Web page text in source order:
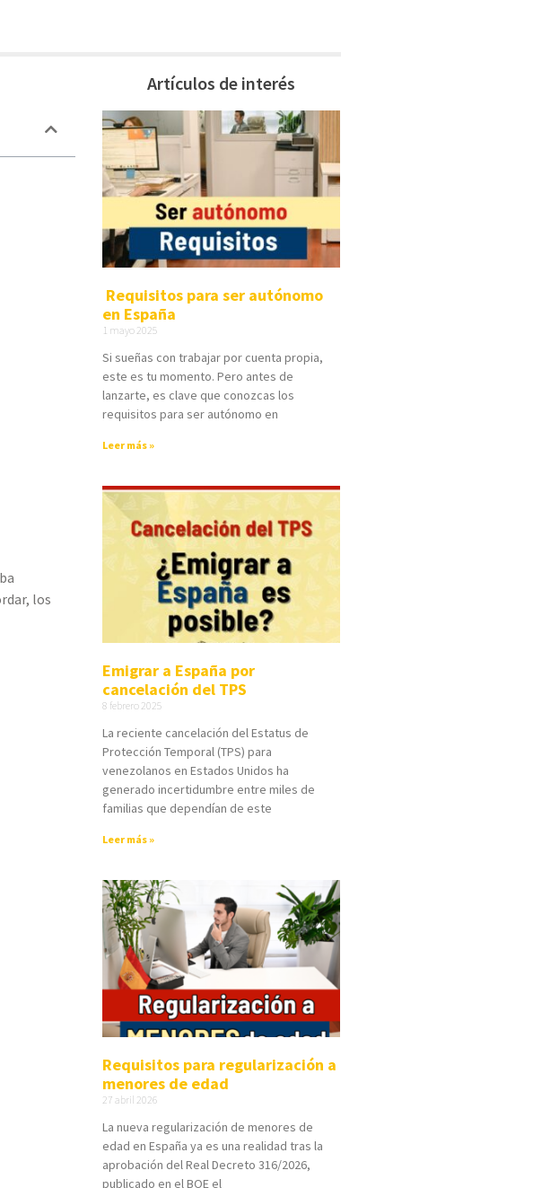
los
Artículos de interés
Requisitos para ser autónomo
en España
1 mayo 2025
Si sueñas con trabajar por cuenta propia,
este es tu momento. Pero antes de
lanzarte, es clave que conozcas los
requisitos para ser autónomo en
Leer más »
Emigrar a España por
cancelación del TPS
8 febrero 2025
La reciente cancelación del Estatus de
Protección Temporal (TPS) para
venezolanos en Estados Unidos ha
generado incertidumbre entre miles de
familias que dependían de este
Leer más »
Requisitos para regularización a
menores de edad
27 abril 2026
La nueva regularización de menores de
edad en España ya es una realidad tras la
aprobación del Real Decreto 316/2026,
publicado en el BOE el